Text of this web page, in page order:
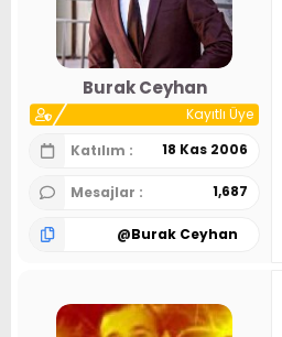
Burak Ceyhan
Kayıtlı Üye
Katılım
18 Kas 2006
Mesajlar 1,687
@Burak Ceyhan